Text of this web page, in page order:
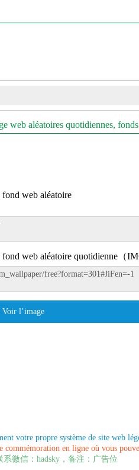
web aléatoires quotidiennes,
web aléatoire
web aléatoire quotidienne（
Voir l’image
votre propre système de site web
commémoration en ligne où vous
微信：hadsky，备注：广告位